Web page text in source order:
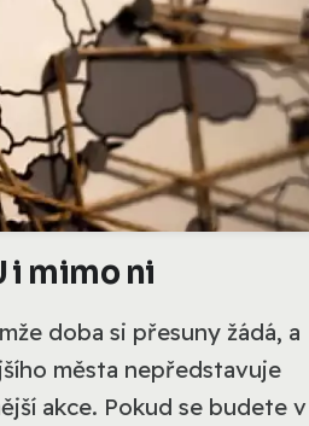
i mimo ni
doba si přesuny žádá, a
města nepředstavuje
akce. Pokud se budete v